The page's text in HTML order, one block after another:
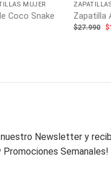
MUJER
Coco Snake Zapatilla
$27.990
El
$
Newsletter y
Promociones Semanales!